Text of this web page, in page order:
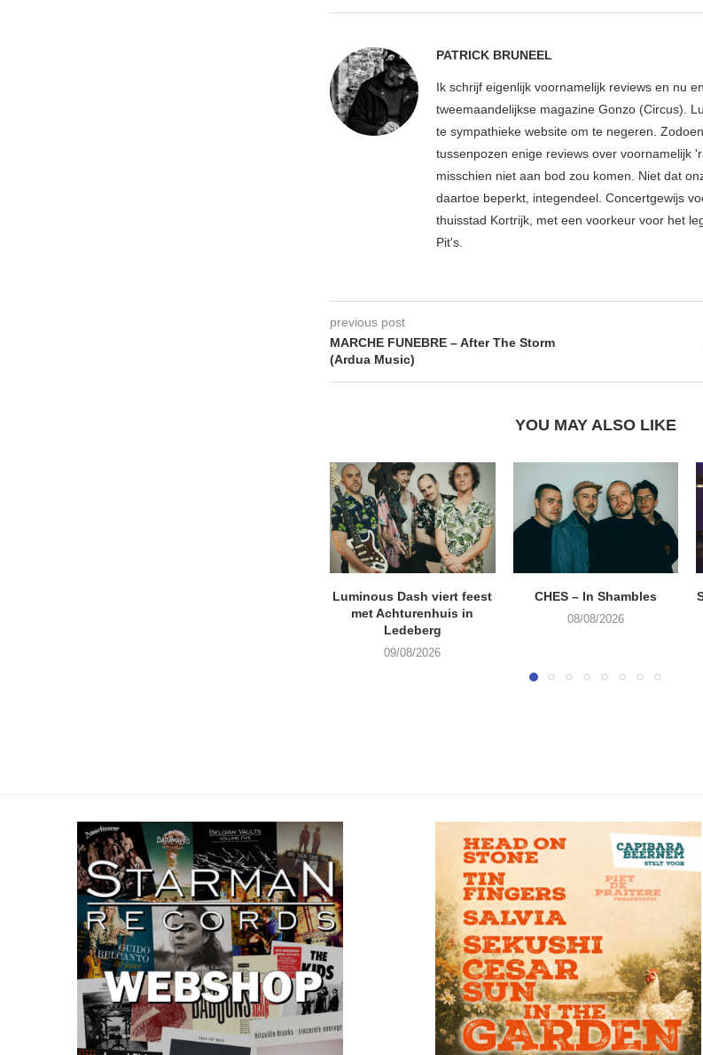
PATRICK BRUNEEL
Ik schrijf eigenlijk voornamelijk reviews en nu
tweemaandelijkse magazine Gonzo (Circus).
te sympathieke website om te negeren.
tussenpozen enige reviews over voornamelijk
misschien niet aan bod zou komen. Niet dat
daartoe beperkt, integendeel. Concertgewijs
thuisstad Kortrijk, met een voorkeur voor het
Pit's.
previous post
MARCHE FUNEBRE – After The Storm
(Ardua Music)
YOU MAY ALSO LIKE
Luminous Dash viert feest
met Achturenhuis in
Ledeberg
09/08/2026
CHES – In Shambles
08/08/2026